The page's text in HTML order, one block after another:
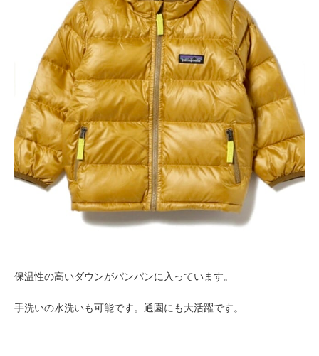
保温性の高いダウンがパンパンに入っています。
手洗いの水洗いも可能です。通園にも大活躍です。